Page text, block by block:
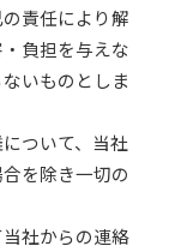
責任により解
負担を与えな
いものとしま
ついて、当社
を除き一切の
社からの連絡